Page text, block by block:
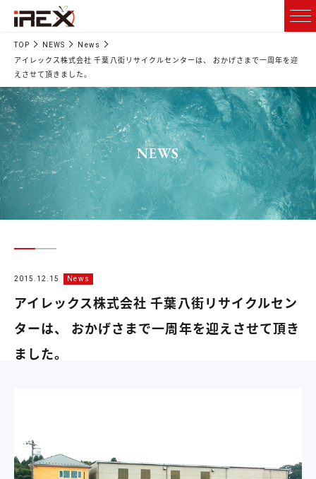
TOP NEWS
News
アイレックス株式会社 千葉八街リサイクルセンターは、 おかげさまで一周年を迎
えさせて頂きました。
NEWS
2015.12.15 News
アイレックス株式会社 千葉八街リサイクルセン
ターは、 おかげさまで一周年を迎えさせて頂き
ました。